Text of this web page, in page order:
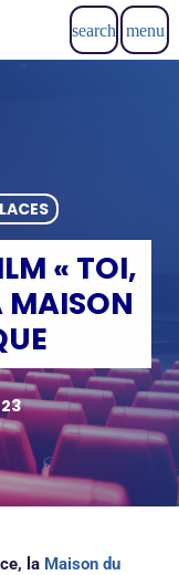
search menu
« TOI,
MAISON
la Maison du